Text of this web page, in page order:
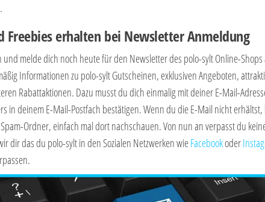
Freebies erhalten bei Newsletter Anmeldung
und melde dich noch heute für den Newsletter des polo-sylt Online-
Informationen zu polo-sylt Gutscheinen, exklusiven Angeboten,
Rabattaktionen. Dazu musst du dich einmalig mit deiner E-Mail-
in deinem E-Mail-Postfach bestätigen. Wenn du die E-Mail nicht erhältst,
Ordner, einfach mal dort nachschauen. Von nun an verpasst du
dir das du polo-sylt in den Sozialen Netzwerken wieFacebookoder